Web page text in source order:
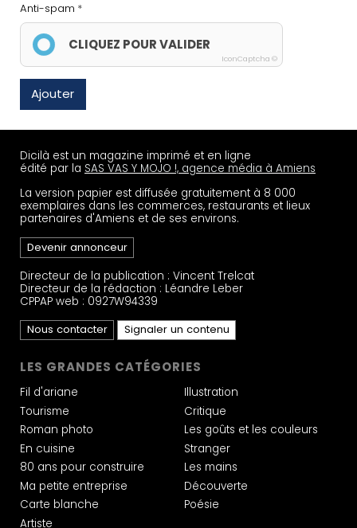
Anti-spam
CLIQUEZ POUR VALIDER
IconCaptcha ©
Ajouter
Dicilà est un magazine imprimé et en ligne
édité par la SAS VAS Y MOJO !, agence média à Amiens
La version papier est diffusée gratuitement à 8 000
exemplaires dans les commerces, restaurants et lieux
partenaires d'Amiens et de ses environs.
Devenir annonceur
Directeur de la publication : Vincent Trelcat
Directeur de la rédaction : Léandre Leber
CPPAP web : 0927W94339
Nous contacter
Signaler un contenu
LES GRANDES CATÉGORIES
Fil d'ariane
Tourisme
Roman photo
En cuisine
80 ans pour construire
Ma petite entreprise
Carte blanche
Artiste
Illustration
Critique
Les goûts et les couleurs
Stranger
Les mains
Découverte
Poésie